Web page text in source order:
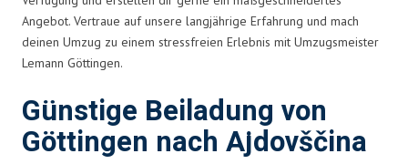
Angebot. Vertraue auf unsere langjährige Erfahrung und mach
deinen Umzug zu einem stressfreien Erlebnis mit Umzugsmeister
Lemann Göttingen.
Günstige Beiladung von
Göttingen nach Ajdovščina